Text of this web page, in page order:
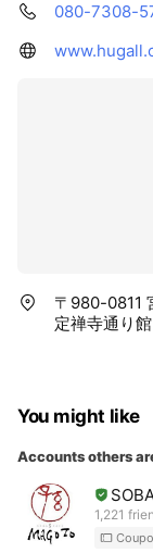
080-7308-
〒980-0811
定禅寺通り
You might like
Accounts others
1,221